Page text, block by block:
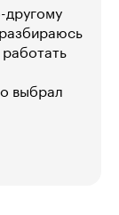
другому
работать
выбрал